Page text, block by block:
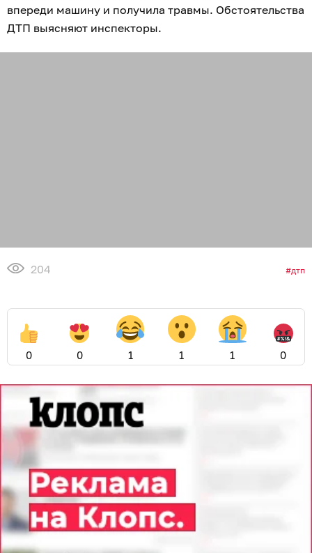
впереди машину и получила травмы. Обстоятельства
ДТП выясняют инспекторы.
204 дтп
0 0 1 1 1 0